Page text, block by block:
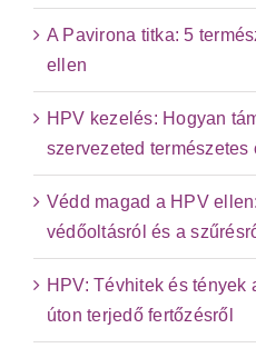
A Pavirona titka: 5
ellen
HPV kezelés: Hogyan
szervezeted természetes
Védd magad a HPV
védőoltásról és a
HPV: Tévhitek és tények
úton terjedő fertőzésről